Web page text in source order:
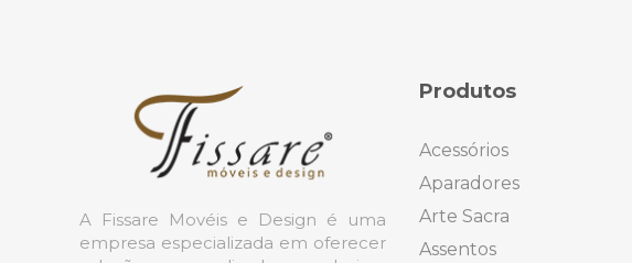
A Fissare Movéis e Design é uma
empresa especializada em oferecer
Produtos
Acessórios
Aparadores
Arte Sacra
Assentos